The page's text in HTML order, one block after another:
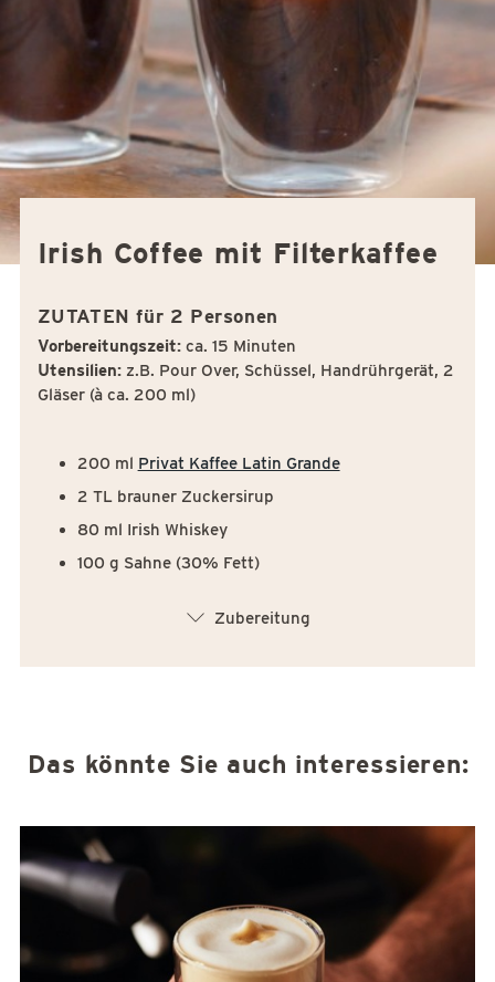
Irish Coffee mit Filterkaffee
ZUTATEN für 2 Personen
Vorbereitungszeit:ca. 15 Minuten
Utensilien:z.B. Pour Over, Schüssel, Handrührgerät, 2
Gläser (à ca. 200 ml)
200 ml Privat Kaffee Latin Grande
2 TL brauner Zuckersirup
80 ml Irish Whiskey
100 g Sahne (30% Fett)
arrow_down Zubereitung
Das könnte Sie auch interessieren: